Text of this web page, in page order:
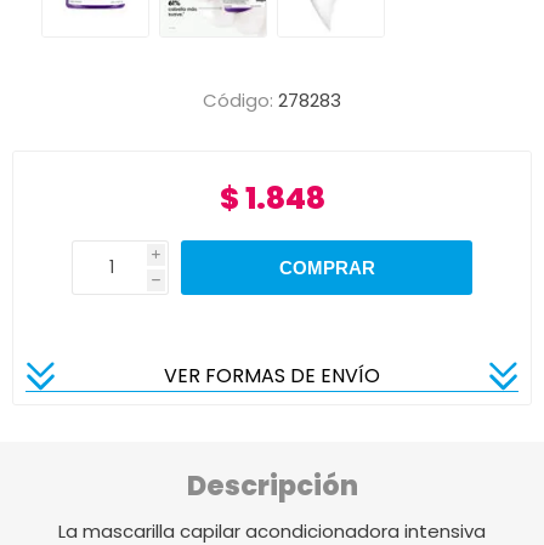
Código: 278283
$ 1.848
i
h
VER FORMAS DE ENVÍO
Descripción
La mascarilla capilar acondicionadora intensiva